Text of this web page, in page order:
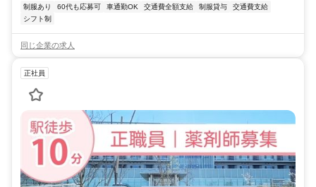
制服あり 60代も応募可 車通勤OK 交通費全額支給 制服貸与
交通費支給
シフト制
同じ企業の求人
正社員